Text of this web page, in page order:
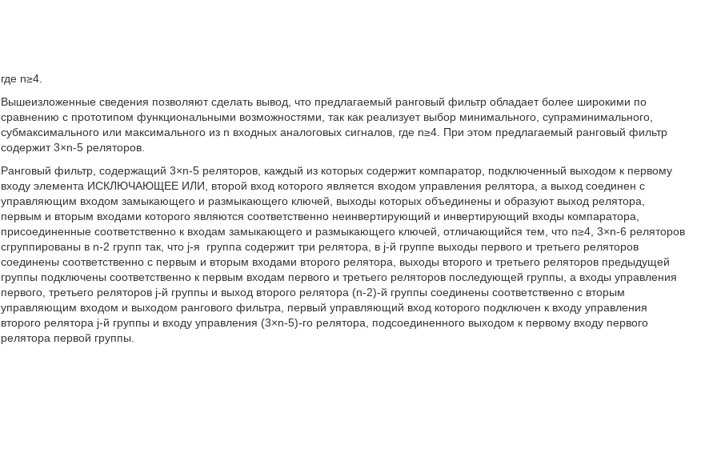
где n≥4.
Вышеизложенные сведения позволяют сделать вывод, что предлагаемый ранговый фильтр обладает более широкими по
сравнению с прототипом функциональными возможностями, так как реализует выбор минимального, супраминимального,
субмаксимального или максимального из n входных аналоговых сигналов, где n≥4. При этом предлагаемый ранговый фильтр
содержит 3×n-5 реляторов.
Ранговый фильтр, содержащий 3×n-5 реляторов, каждый из которых содержит компаратор, подключенный выходом к первому
входу элемента ИСКЛЮЧАЮЩЕЕ ИЛИ, второй вход которого является входом управления релятора, а выход соединен с
управляющим входом замыкающего и размыкающего ключей, выходы которых объединены и образуют выход релятора,
первым и вторым входами которого являются соответственно неинвертирующий и инвертирующий входы компаратора,
присоединенные соответственно к входам замыкающего и размыкающего ключей, отличающийся тем, что n≥4, 3×n-6 реляторов
сгруппированы в n-2 групп так, что j-я
группа содержит три релятора, в j-й группе выходы первого и третьего реляторов
соединены соответственно с первым и вторым входами второго релятора, выходы второго и третьего реляторов предыдущей
группы подключены соответственно к первым входам первого и третьего реляторов последующей группы, а входы управления
первого, третьего реляторов j-й группы и выход второго релятора (n-2)-й группы соединены соответственно с вторым
управляющим входом и выходом рангового фильтра, первый управляющий вход которого подключен к входу управления
второго релятора j-й группы и входу управления (3×n-5)-го релятора, подсоединенного выходом к первому входу первого
релятора первой группы.